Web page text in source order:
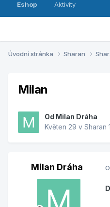
Eshop Aktivity
Úvodní stránka Sharan
Milan
Od Milan Dráha
Květen 29 v Sharan
Milan Dráha
D